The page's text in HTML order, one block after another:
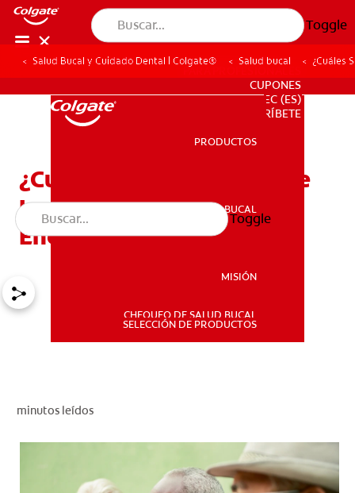
Toggle
SALUD BUCAL
PARA PROFESIONALES
PARA PROFESIONALES
CUPONES
EC (ES)
SUSCRÍBETE
PRODUCTOS
SALUD BUCAL
MISIÓN
CHEQUEO DE SALUD BUCAL
SELECCIÓN DE PRODUCTOS
Toggle
Salud Bucal y Cuidado Dental | Colgate® Salud bucal ¿Cuáles
¿Cuáles Son Las Etapas De
La Enfermedad De Las
Encías?
minutos leídos